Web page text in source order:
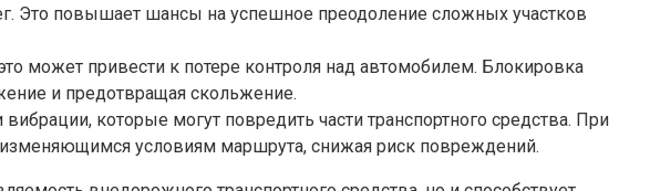
Это повышает шансы на успешное преодоление сложных участков
может привести к потере контроля над автомобилем. Блокировка
и предотвращая скольжение.
которые могут повредить части транспортного средства. При
условиям маршрута, снижая риск повреждений.